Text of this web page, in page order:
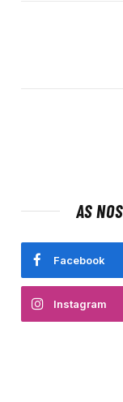
AS
Facebook
Instagram